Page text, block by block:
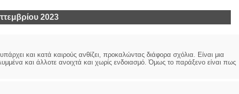
2023
και κατά καιρούς ανθίζει, προκαλώντας διάφορα σχόλια. Είναι μια
και άλλοτε ανοιχτά και χωρίς ενδοιασμό. Όμως το παράξενο είναι πως